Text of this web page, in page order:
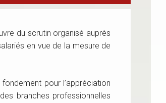
du scrutin organisé auprès
en vue de la mesure de
pour l’appréciation
branches professionnelles